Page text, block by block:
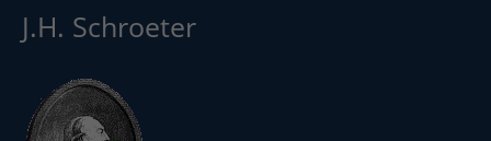
J.H. Schroeter